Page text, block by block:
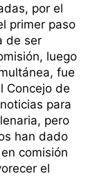
por el
primer paso
de ser
luego
fue
Concejo de
para
pero
han dado
comisión
el